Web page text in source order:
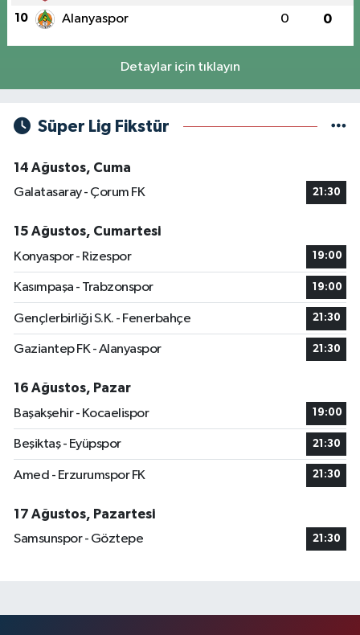
10 Alanyaspor 0 0
Detaylar için tıklayın
Süper Lig Fikstür
14 Ağustos, Cuma
Galatasaray - Çorum FK
21:30
15 Ağustos, Cumartesi
Konyaspor - Rizespor
19:00
Kasımpaşa - Trabzonspor 19:00
Gençlerbirliği S.K. - Fenerbahçe 21:30
Gaziantep FK - Alanyaspor 21:30
16 Ağustos, Pazar
Başakşehir - Kocaelispor
19:00
Beşiktaş - Eyüpspor 21:30
Amed - Erzurumspor FK 21:30
17 Ağustos, Pazartesi
Samsunspor - Göztepe
21:30